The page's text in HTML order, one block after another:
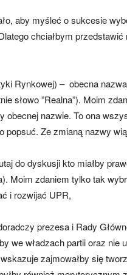
aby myśleć o sukcesie
chciałbym
Rynkowej) – obecna
słowo ”Realna”). Moim
obecnej nazwie. To ona
Ze zmianą nazwy
do dyskusji kto miałby
Moim zdaniem tylko tak
i rozwijać UPR,
prezesa i Rady
we władzach partii oraz nie
zajmowałby się